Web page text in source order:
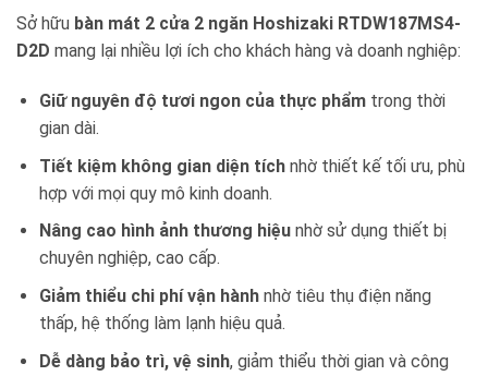
Sở hữu bàn mát 2 cửa 2 ngăn Hoshizaki RTDW187MS4-
D2D mang lại nhiều lợi ích cho khách hàng và doanh nghiệp:
Giữ nguyên độ tươi ngon của thực phẩmtrong thời
gian dài.
Tiết kiệm không gian diện tíchnhờ thiết kế tối ưu, phù
hợp với mọi quy mô kinh doanh.
Nâng cao hình ảnh thương hiệunhờ sử dụng thiết bị
chuyên nghiệp, cao cấp.
Giảm thiểu chi phí vận hànhnhờ tiêu thụ điện năng
thấp, hệ thống làm lạnh hiệu quả.
Dễ dàng bảo trì, vệ sinh, giảm thiểu thời gian và công